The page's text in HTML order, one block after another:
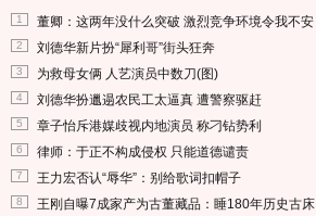
1 董卿：这两年没什么突破 激烈竞争环境令我不安
2 刘德华新片扮“犀利哥”街头狂奔
3 为救母女俩 人艺演员中数刀(图)
4 刘德华扮邋遢农民工太逼真 遭警察驱赶
5 章子怡斥港媒歧视内地演员 称刁钻势利
6 律师：于正不构成侵权 只能道德谴责
7 王力宏否认“辱华”：别给歌词扣帽子
8 王刚自曝7成家产为古董藏品：睡180年历史古床